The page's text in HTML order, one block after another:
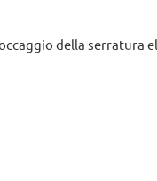
della serratura